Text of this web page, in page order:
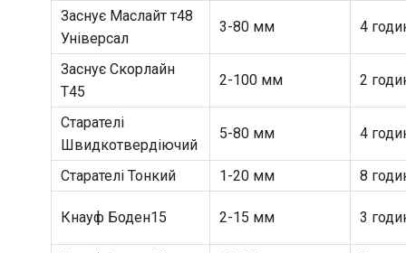
Заснує Маслайт т48
Універсал
3-80 мм 4
Заснує Скорлайн
Т45
2-100 мм 2
Старателі
Швидкотвердіючий
5-80 мм 4
Старателі Тонкий 1-20 мм 8
Кнауф Боден15 2-15 мм 3